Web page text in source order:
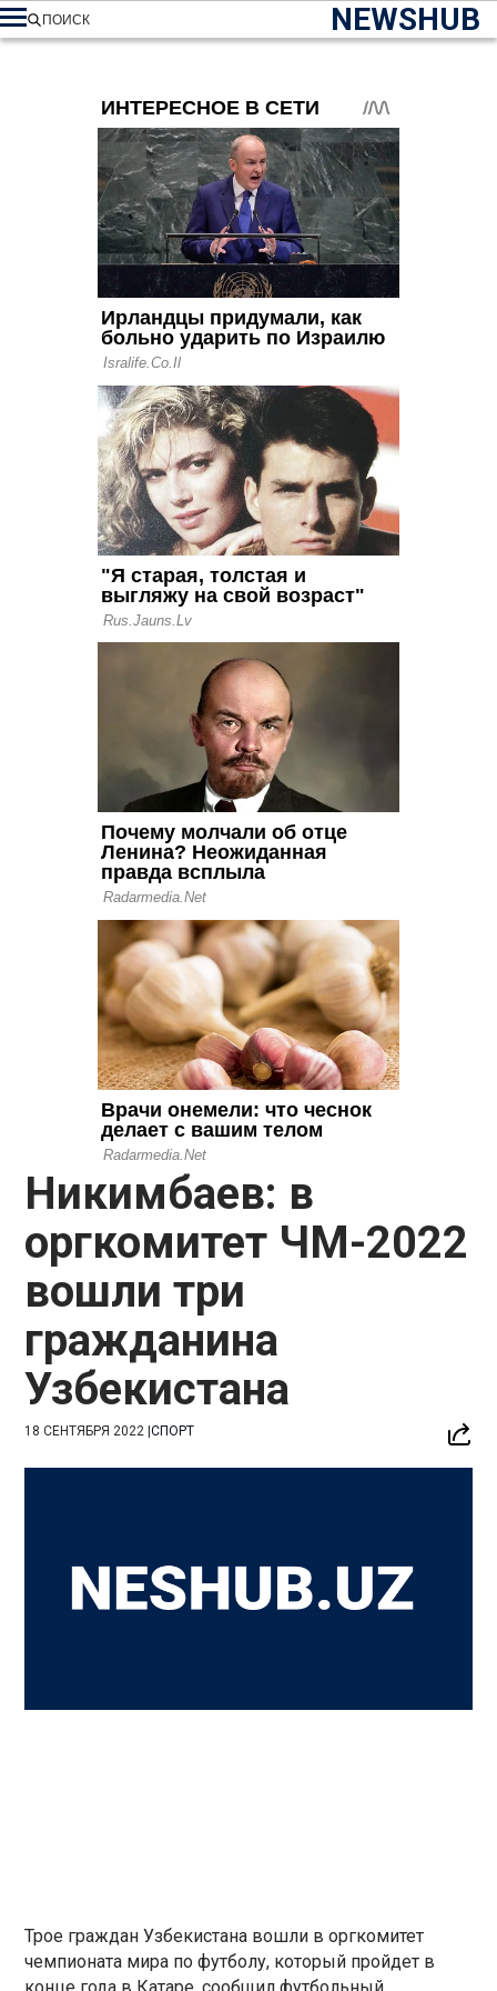
NEWSHUB
ПОИСК
Никимбаев: в
оргкомитет ЧМ-2022
вошли три
гражданина
Узбекистана
18 СЕНТЯБРЯ 2022 |СПОРТ
Трое граждан Узбекистана вошли в оргкомитет
чемпионата мира по футболу, который пройдет в